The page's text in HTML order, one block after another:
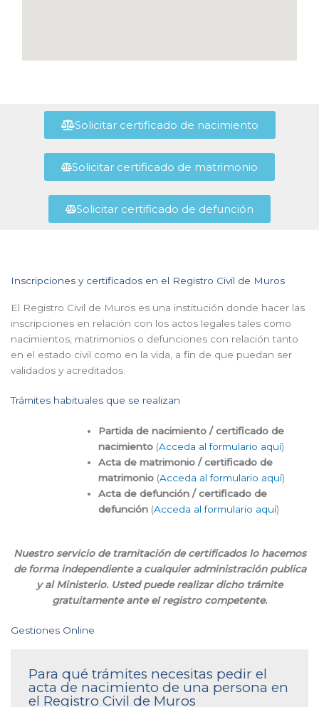
Solicitar certificado de nacimiento
Solicitar certificado de matrimonio
Solicitar certificado de defunción
Inscripciones y certificados en el Registro Civil de Muros
El Registro Civil de Muros es una institución donde hacer las
inscripciones en relación con los actos legales tales como
nacimientos, matrimonios o defunciones con relación tanto
en el estado civil como en la vida, a fin de que puedan ser
validados y acreditados.
Trámites habituales que se realizan
Partida de nacimiento / certificado de
nacimiento (Acceda al formulario aquí)
Acta de matrimonio / certificado de
matrimonio (Acceda al formulario aquí)
Acta de defunción / certificado de
defunción (Acceda al formulario aquí)
Nuestro servicio de tramitación de certificados lo hacemos
de forma independiente a cualquier administración publica
y al Ministerio. Usted puede realizar dicho trámite
gratuitamente ante el registro competente.
Gestiones Online
Para qué trámites necesitas pedir el
acta de nacimiento de una persona en
el Registro Civil de Muros